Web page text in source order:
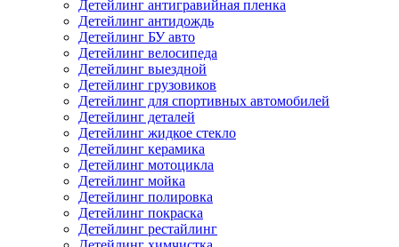
Детейлинг антигравийная пленка
Детейлинг антидождь
Детейлинг БУ авто
Детейлинг велосипеда
Детейлинг выездной
Детейлинг грузовиков
Детейлинг для спортивных автомобилей
Детейлинг деталей
Детейлинг жидкое стекло
Детейлинг керамика
Детейлинг мотоцикла
Детейлинг мойка
Детейлинг полировка
Детейлинг покраска
Детейлинг рестайлинг